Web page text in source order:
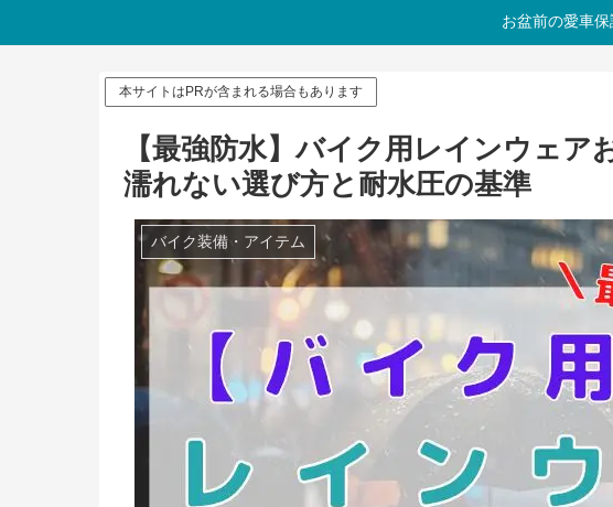
お盆前の愛車
本サイトはPRが含まれる場合もあります
【最強防水】バイク用レインウェア
濡れない選び方と耐水圧の基準
バイク装備・アイテム